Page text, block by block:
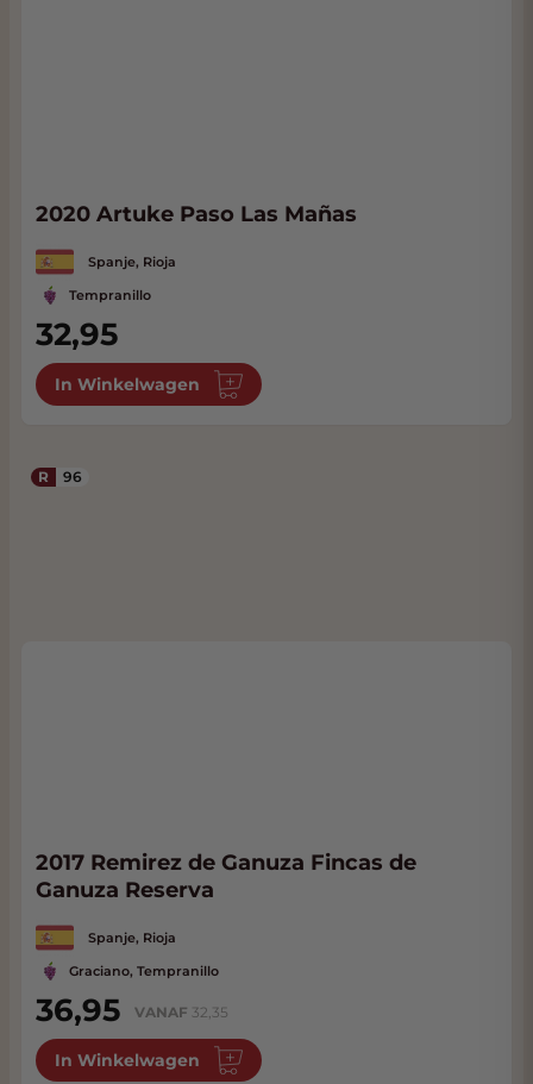
2020 Artuke Paso Las Mañas
Spanje, Rioja
Tempranillo
32,95
In Winkelwagen
R 96
2017 Remirez de Ganuza Fincas de
Ganuza Reserva
Spanje, Rioja
Graciano, Tempranillo
36,95 VANAF 32,35
In Winkelwagen